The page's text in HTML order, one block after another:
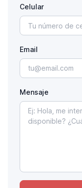
Celular
Email
Mensaje